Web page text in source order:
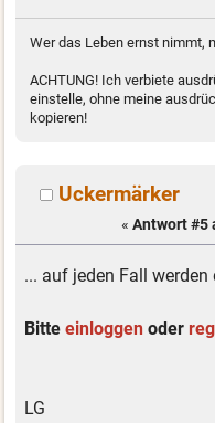
Wer das Leben ernst nimmt,
ACHTUNG! Ich verbiete
einstelle, ohne meine
kopieren!
Uckermärker
« Antwort #5
... auf jeden Fall
Bitteeinloggen oder
LG